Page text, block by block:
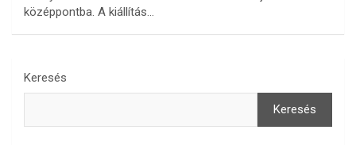
középpontba. A kiállítás…
Keresés
Keresés